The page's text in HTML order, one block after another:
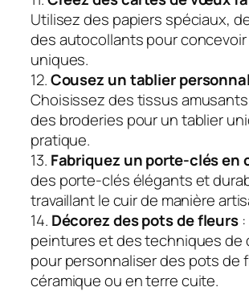
Utilisez des papiers spéciaux,
des autocollants pour
uniques.
12.Cousez un tablier
Choisissez des tissus
des broderies pour un tablier
pratique.
13. Fabriquez un porte-clés en
des porte-clés élégants et
travaillant le cuir de manière
14. Décorez des pots de fleurs
peintures et des techniques de
pour personnaliser des pots de
céramique ou en terre cuite.